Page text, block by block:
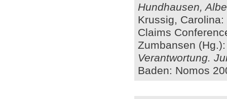
Hundhausen,
Krussig,
Claims
Zumbansen
Verantwortung.
Baden: Nomos